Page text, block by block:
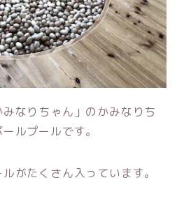
なりちゃん」のかみなりち
ルプールです。
がたくさん入っています。